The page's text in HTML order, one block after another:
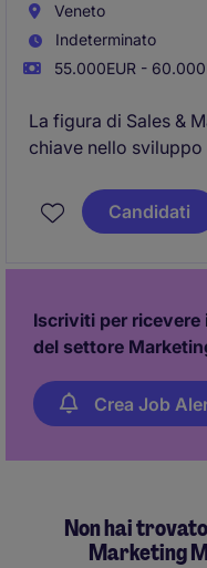
Veneto
Indeterminato
55.000EUR -
La figura di Sales &
chiave nello
Sales & Marketing,
l'Amministratore
Candidati
Iscriviti per
del settore
Crea Job
Non hai
Marketing